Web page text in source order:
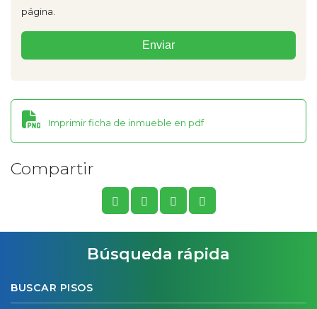
página.
Imprimir ficha de inmueble en pdf
Compartir
Búsqueda rápida
BUSCAR PISOS